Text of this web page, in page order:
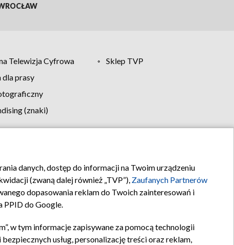
Telewizja Cyfrowa
Sklep TVP
dla prasy
(znaki)
Kontakt
danych, dostęp do informacji na Twoim urządzeniu
(zwaną dalej również „TVP”), Zaufanych Partnerów
dopasowania reklam do Twoich zainteresowań i
PPID do Google.
w tym informacje zapisywane za pomocą technologii
usług, personalizację treści oraz reklam,